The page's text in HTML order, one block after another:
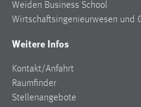
Weiden Business School
Wirtschaftsingenieurwesen und
Weitere Infos
Kontakt/Anfahrt
Raumfinder
Stellenangebote